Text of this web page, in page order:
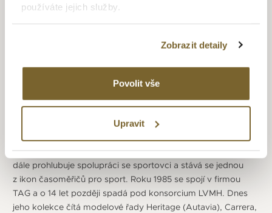
používáte jejich služby.
Zobrazit detaily
Povolit vše
Upravit
V chronografech firma pokračovala úspěšně a třikrát
za sebou se s nimi prosadila i ve sportu jako dodavatel
pro olympijské hry (Antverpy 1920, Paříž 1924, Amsterdam
1928). Spojením leteckého a automobilového světa vzniká
v roce 1933 řada Autavia (z anglických slov AUTomobile
a AVIAtion). Těmito úspěchy si firma vybudovala jméno
to legendárními řadami modelů Carrera (1963) a Monaco,
které vznikli ve spolupráci se Stevem McQueenem (řadu
vyznačuje její typický čtvercový tvar). V roce 1969 vydává
svůj první chronograf s automatickým nátahem (kalibr 11),
dále prohlubuje spolupráci se sportovci a stává se jednou
z ikon časoměřičů pro sport. Roku 1985 se spojí v firmou
TAG a o 14 let později spadá pod konsorcium LVMH. Dnes
jeho kolekce čítá modelové řady Heritage (Autavia), Carrera,